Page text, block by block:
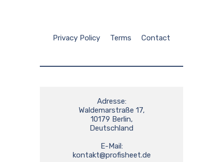
Privacy Policy Terms Contact
Adresse:
Waldemarstraße 17,
10179 Berlin,
Deutschland
kontakt@profisheet.de